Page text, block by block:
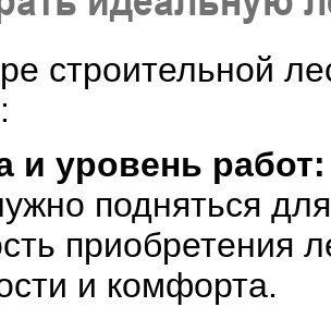
строительной
и уровень работ:
подняться
приобретения
и комфорта.